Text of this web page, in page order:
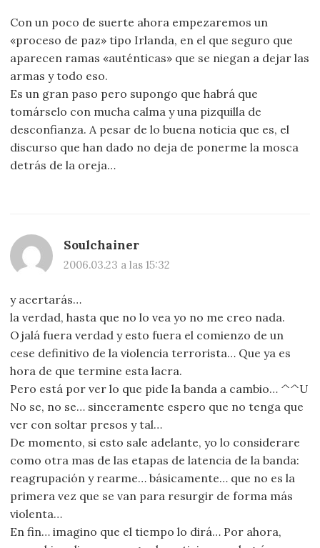
Con un poco de suerte ahora empezaremos un
«proceso de paz» tipo Irlanda, en el que seguro que
aparecen ramas «auténticas» que se niegan a dejar las
armas y todo eso.
Es un gran paso pero supongo que habrá que
tomárselo con mucha calma y una pizquilla de
desconfianza. A pesar de lo buena noticia que es, el
discurso que han dado no deja de ponerme la mosca
detrás de la oreja…
Soulchainer
2006.03.23 a las 15:32
y acertarás…
la verdad, hasta que no lo vea yo no me creo nada.
Ojalá fuera verdad y esto fuera el comienzo de un
cese definitivo de la violencia terrorista… Que ya es
hora de que termine esta lacra.
Pero está por ver lo que pide la banda a cambio… ^^U
No se, no se… sinceramente espero que no tenga que
ver con soltar presos y tal…
De momento, si esto sale adelante, yo lo considerare
como otra mas de las etapas de latencia de la banda:
reagrupación y rearme… básicamente… que no es la
primera vez que se van para resurgir de forma más
violenta…
En fin… imagino que el tiempo lo dirá… Por ahora,